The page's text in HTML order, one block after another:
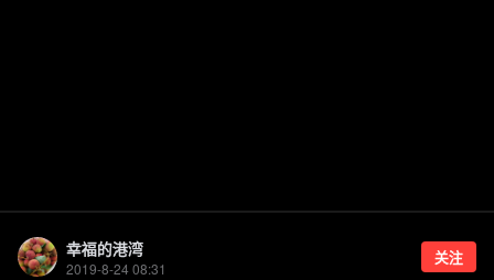
幸福的港湾
2019-8-24 08:31
关注